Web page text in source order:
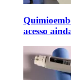
acesso